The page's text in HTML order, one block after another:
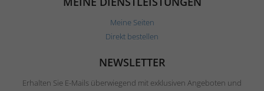
Meine Seiten
Direkt bestellen
NEWSLETTER
Erhalten Sie E-Mails überwiegend mit exklusiven Angeboten und